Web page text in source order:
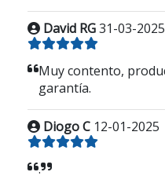
David RG31-03-
Muy contento,
garantía.
Diogo C 12-01-2025
.